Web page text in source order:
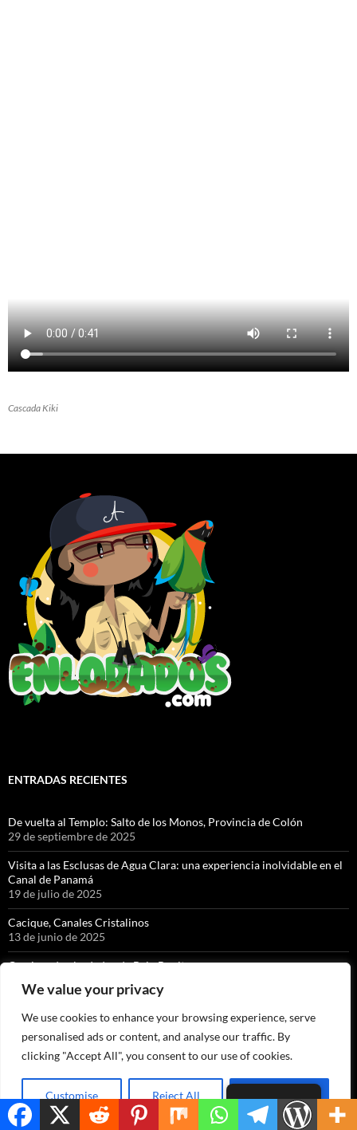
We value your privacy
We use cookies to enhance your browsing experience, serve
personalised ads or content, and analyse our traffic. By
clicking "Accept All", you consent to our use of cookies.
Customise Reject All
Cascada Kiki
ENTRADAS RECIENTES
De vuelta al Templo: Salto de los Monos, Provincia de Colón
29 de septiembre de 2025
Visita a las Esclusas de Agua Clara: una experiencia inolvidable en el
Canal de Panamá
19 de julio de 2025
Cacique, Canales Cristalinos
13 de junio de 2025
Caminando alrededor de Bajo Bonito
7 de noviembre de 2024
Centro Natural de Punta Culebra, Ciudad de Panamá.
10 de abril de 2024
Cerro Sapo, San Carlos.
9 de abril de 2024
Spanish